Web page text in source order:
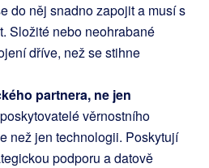
do něj snadno zapojit a musí s
Složité nebo neohrabané
dříve, než se stihne
partnera, ne jen
věrnostního
než jen technologii. Poskytují
podporu a datově